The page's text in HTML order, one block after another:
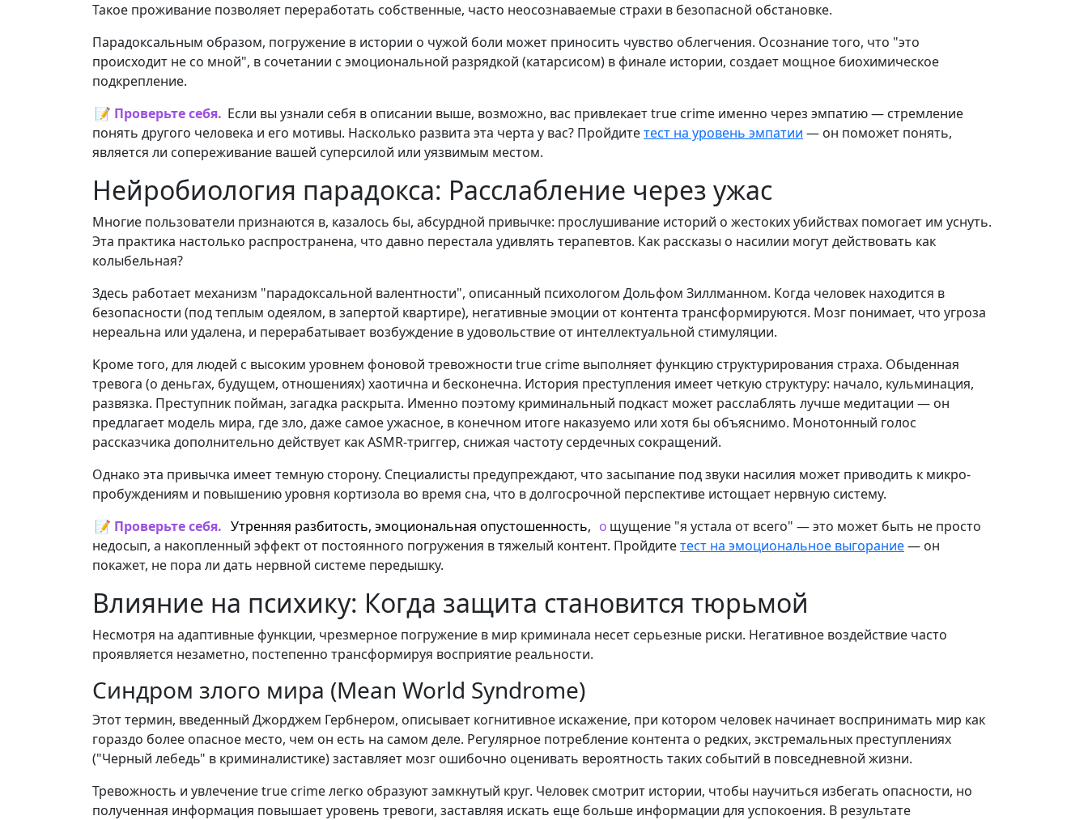
Такое проживание позволяет переработать собственные, часто неосознаваемые страхи в безопасной обстановке.
Парадоксальным образом, погружение в истории о чужой боли может приносить чувство облегчения. Осознание того, что "это
происходит не со мной", в сочетании с эмоциональной разрядкой (катарсисом) в финале истории, создает мощное биохимическое
подкрепление.
📝 Проверьте себя. Если вы узнали себя в описании выше, возможно, вас привлекает true crime именно через эмпатию — стремление
понять другого человека и его мотивы. Насколько развита эта черта у вас? Пройдитетест на уровень эмпатии — он поможет понять,
является ли сопереживание вашей суперсилой или уязвимым местом.
Нейробиология парадокса: Расслабление через ужас
Многие пользователи признаются в, казалось бы, абсурдной привычке: прослушивание историй о жестоких убийствах помогает им уснуть.
Эта практика настолько распространена, что давно перестала удивлять терапевтов. Как рассказы о насилии могут действовать как
колыбельная?
Здесь работает механизм "парадоксальной валентности", описанный психологом Дольфом Зиллманном. Когда человек находится в
безопасности (под теплым одеялом, в запертой квартире), негативные эмоции от контента трансформируются. Мозг понимает, что угроза
нереальна или удалена, и перерабатывает возбуждение в удовольствие от интеллектуальной стимуляции.
Кроме того, для людей с высоким уровнем фоновой тревожности true crime выполняет функцию структурирования страха. Обыденная
тревога (о деньгах, будущем, отношениях) хаотична и бесконечна. История преступления имеет четкую структуру: начало, кульминация,
развязка. Преступник пойман, загадка раскрыта. Именно поэтому криминальный подкаст может расслаблять лучше медитации — он
предлагает модель мира, где зло, даже самое ужасное, в конечном итоге наказуемо или хотя бы объяснимо. Монотонный голос
рассказчика дополнительно действует как ASMR-триггер, снижая частоту сердечных сокращений.
Однако эта привычка имеет темную сторону. Специалисты предупреждают, что засыпание под звуки насилия может приводить к микро-
пробуждениям и повышению уровня кортизола во время сна, что в долгосрочной перспективе истощает нервную систему.
📝 Проверьте себя. Утренняя разбитость, эмоциональная опустошенность, о щущение "я устала от всего" — это может быть не просто
недосып, а накопленный эффект от постоянного погружения в тяжелый контент. Пройдитетест на эмоциональное выгорание— он
покажет, не пора ли дать нервной системе передышку.
Влияние на психику: Когда защита становится тюрьмой
Несмотря на адаптивные функции, чрезмерное погружение в мир криминала несет серьезные риски. Негативное воздействие часто
проявляется незаметно, постепенно трансформируя восприятие реальности.
Синдром злого мира (Mean World Syndrome)
Этот термин, введенный Джорджем Гербнером, описывает когнитивное искажение, при котором человек начинает воспринимать мир как
гораздо более опасное место, чем он есть на самом деле. Регулярное потребление контента о редких, экстремальных преступлениях
("Черный лебедь" в криминалистике) заставляет мозг ошибочно оценивать вероятность таких событий в повседневной жизни.
Тревожность и увлечение true crime легко образуют замкнутый круг. Человек смотрит истории, чтобы научиться избегать опасности, но
полученная информация повышает уровень тревоги, заставляя искать еще больше информации для успокоения. В результате